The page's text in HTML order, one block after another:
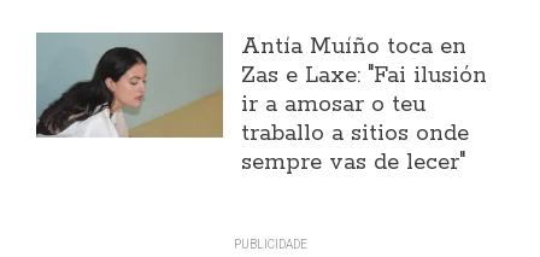
Antía Muíño toca en
Zas e Laxe: "Fai ilusión
ir a amosar o teu
traballo a sitios onde
sempre vas de lecer"